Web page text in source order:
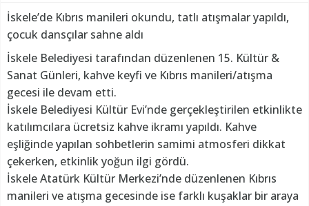
İskele’de Kıbrıs manileri okundu, tatlı atışmalar yapıldı,
çocuk dansçılar sahne aldı
İskele Belediyesi tarafından düzenlenen 15. Kültür &
Sanat Günleri, kahve keyfi ve Kıbrıs manileri/atışma
gecesi ile devam etti.
İskele Belediyesi Kültür Evi’nde gerçekleştirilen etkinlikte
katılımcılara ücretsiz kahve ikramı yapıldı. Kahve
eşliğinde yapılan sohbetlerin samimi atmosferi dikkat
çekerken, etkinlik yoğun ilgi gördü.
İskele Atatürk Kültür Merkezi’nde düzenlenen Kıbrıs
manileri ve atışma gecesinde ise farklı kuşaklar bir araya